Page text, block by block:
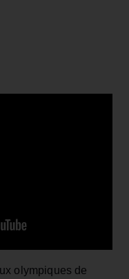
olympiques de